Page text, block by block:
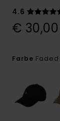
4.6
€ 30,00
Farbe